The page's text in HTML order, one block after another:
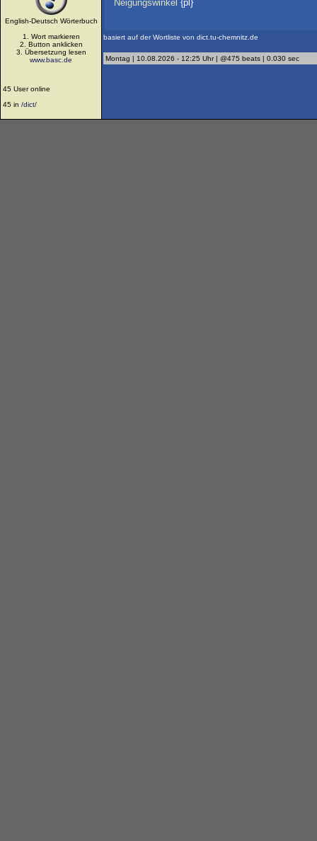
English-Deutsch Wörterbuch
1. Wort markieren
2. Button anklicken
3. Übersetzung lesen
www.basc.de
45 User online
45 in /dict/
Neigungswinkel {pl}
basiert auf der Wortliste von dict.tu-chemnitz.de
Montag | 10.08.2026 - 12:25 Uhr | @475 beats | 0.030 sec